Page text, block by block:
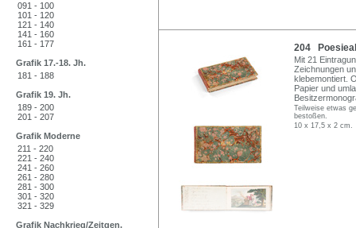
091 - 100
101 - 120
121 - 140
141 - 160
161 - 177
Grafik 17.-18. Jh.
181 - 188
Grafik 19. Jh.
189 - 200
201 - 207
Grafik Moderne
211 - 220
221 - 240
241 - 260
261 - 280
281 - 300
301 - 320
321 - 329
Grafik Nachkrieg/Zeitgen.
204
Mit 21
Zeichnungen
klebemontiert.
Papier und
Teilweise etwas
bestoßen.
10 x 17,5 x 2 cm.